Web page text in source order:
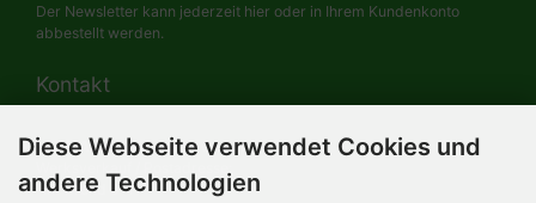
Der Newsletter kann jederzeit hier oder in Ihrem Kundenkonto
abbestellt werden.
Kontakt
HERMANN-Spielwaren GmbH
Werksverkauf / Postadresse:
Im Grund 9-11
Diese Webseite verwendet Cookies und
andere Technologien